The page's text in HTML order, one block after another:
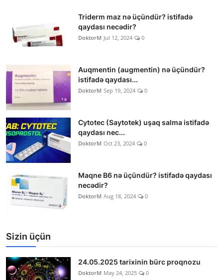
Triderm maz nə üçündür? istifadə
qaydası necədir?
DoktorM Jul 12, 2024 0
Auqmentin (augmentin) nə üçündür?
istifadə qaydası...
DoktorM Sep 19, 2024 0
Cytotec (Saytotek) uşaq salma istifadə
qaydası nec...
DoktorM Oct 23, 2024 0
Maqne B6 nə üçündür? istifadə qaydası
necədir?
DoktorM Aug 18, 2024 0
Sizin üçün
24.05.2025 tarixinin bürc proqnozu
DoktorM May 24, 2025 0